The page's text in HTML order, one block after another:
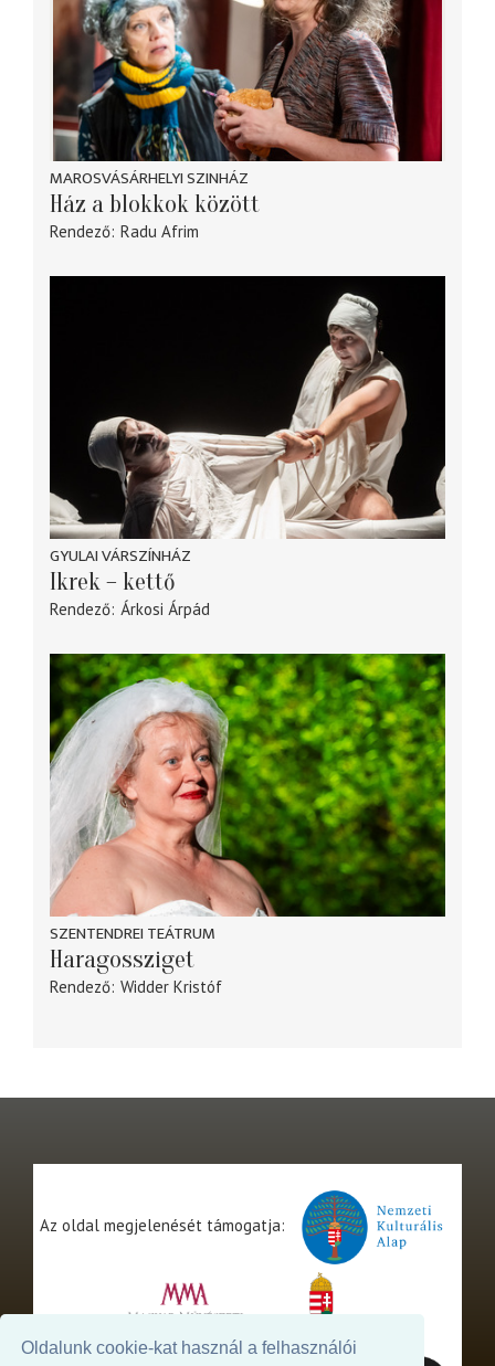
Oldalunk cookie-kat használ a felhasználói
MAROSVÁSÁRHELYI SZINHÁZ
Ház a blokkok között
Rendező Radu Afrim
GYULAI VÁRSZÍNHÁZ
Ikrek – kettő
Rendező Árkosi Árpád
SZENTENDREI TEÁTRUM
Haragossziget
Rendező Widder Kristóf
Az oldal megjelenését támogatja: